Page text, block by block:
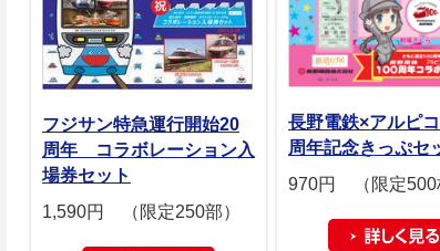
フジサン特急運行開始20
周年 コラボレーション入
場券セット
1,590円 （限定250部）
長野電鉄×アルピ
周年記念きっぷセ
970円 （限定500